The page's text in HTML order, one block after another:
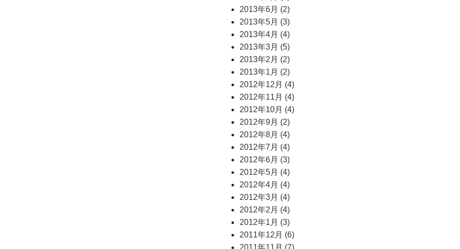
2013年6月 (2)
2013年5月 (3)
2013年4月 (4)
2013年3月 (5)
2013年2月 (2)
2013年1月 (2)
2012年12月 (4)
2012年11月 (4)
2012年10月 (4)
2012年9月 (2)
2012年8月 (4)
2012年7月 (4)
2012年6月 (3)
2012年5月 (4)
2012年4月 (4)
2012年3月 (4)
2012年2月 (4)
2012年1月 (3)
2011年12月 (6)
2011年11月 (7)